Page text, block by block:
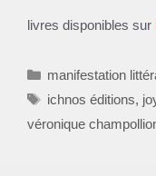
livres disponibles sur
Catégories
manifestation
Étiquettes
ichnos éditions,
véronique